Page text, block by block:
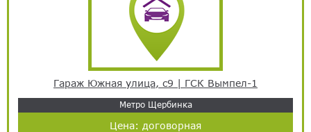
Гараж Южная улица, с9 | ГСК Вымпел-1
Метро Щербинка
Цена: договорная